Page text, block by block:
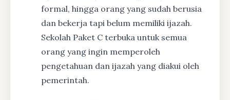
formal, hingga orang yang sudah berusia
dan bekerja tapi belum memiliki ijazah.
Sekolah Paket C terbuka untuk semua
orang yang ingin memperoleh
pengetahuan dan ijazah yang diakui oleh
pemerintah.